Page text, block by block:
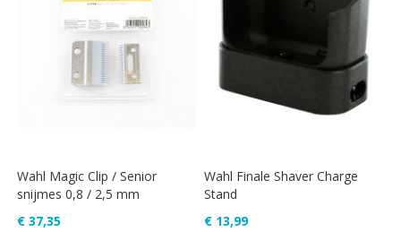
Wahl Magic Clip / Senior
snijmes 0,8 / 2,5 mm
€ 37,35
Wahl Finale Shaver Charge
Stand
€ 13,99